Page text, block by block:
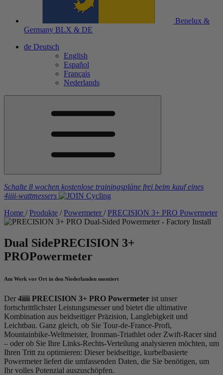
Benelux &
Germany BLX & DE
de Deutsch
English
Español
Français
Nederlands
Schalte 8 wochen kostenlose trainingspläne frei beim kauf eines
4iiii-wattmessers
Home / Produkte / Powermeter / PRECISION 3+ PRO Powermeter
Dual SidePRECISION 3+
PROPowermeter
Am Werk vor Ort in den Niederlanden montiert
Der 4iiii PRECISION 3+ PRO Powermeter ist unser
fortschrittlichster Leistungsmesser und bietet die ultimative
Kombination aus beidseitiger Präzision, Langlebigkeit und
Leichtbau. Ganz gleich, ob Sie Tour-de-France-Profi,
Mountainbike-Weltmeister, Ironman-Triathlet oder Zwift-Racer sind
– oder ob Sie Ihre Links-Rechts-Verteilung analysieren möchten, um
Ihren Tritt zu optimieren: Dieser beidseitige, kurbelbasierte
Powermeter liefert die umfassenden Daten, die Sie benötigen, um
Ihr volles Potenzial auszuschöpfen.